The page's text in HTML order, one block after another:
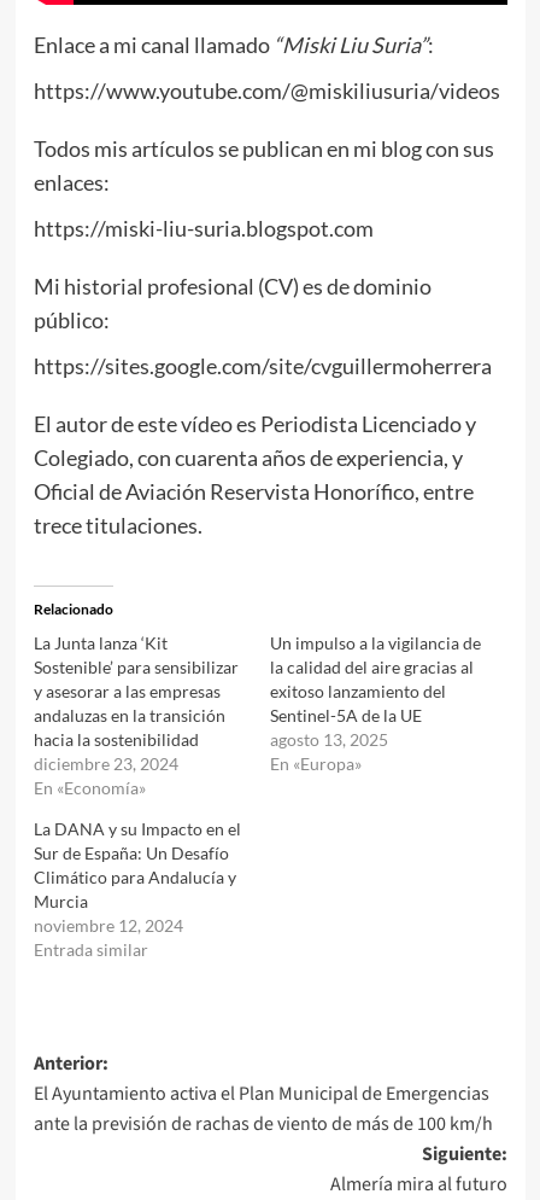
Enlace a mi canal llamado “Miski Liu Suria”:
https://www.youtube.com/@miskiliusuria/videos
Todos mis artículos se publican en mi blog con sus
enlaces:
https://miski-liu-suria.blogspot.com
Mi historial profesional (CV) es de dominio
público:
https://sites.google.com/site/cvguillermoherrera
El autor de este vídeo es Periodista Licenciado y
Colegiado, con cuarenta años de experiencia, y
Oficial de Aviación Reservista Honorífico, entre
trece titulaciones.
Relacionado
La Junta lanza ‘Kit
Sostenible’ para sensibilizar
y asesorar a las empresas
andaluzas en la transición
hacia la sostenibilidad
diciembre 23, 2024
En «Economía»
Un impulso a la vigilancia de
la calidad del aire gracias al
exitoso lanzamiento del
Sentinel-5A de la UE
agosto 13, 2025
En «Europa»
La DANA y su Impacto en el
Sur de España: Un Desafío
Climático para Andalucía y
Murcia
noviembre 12, 2024
Entrada similar
Navegación
de
entradas
Anterior:
El Ayuntamiento activa el Plan Municipal de Emergencias
ante la previsión de rachas de viento de más de 100 km/h
Siguiente:
Almería mira al futuro